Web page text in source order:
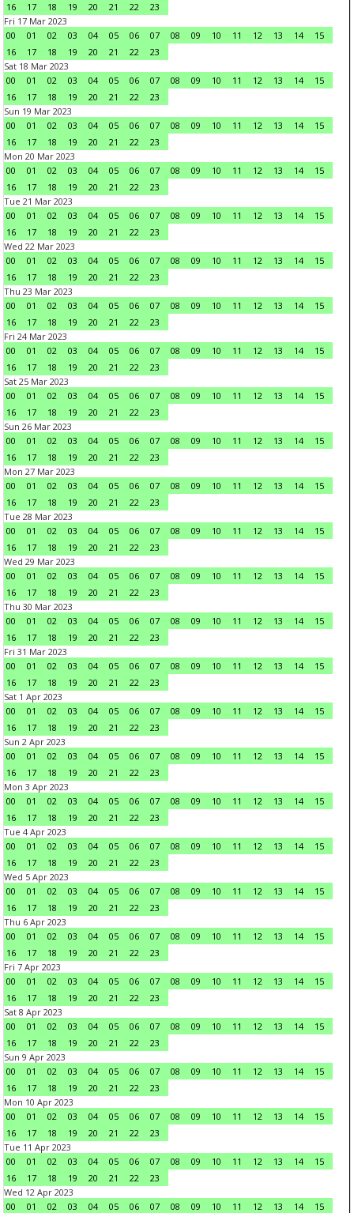
16 17 18 19 20 21 22
23
Fri 17 Mar 2023
00
01 02 03 04 05 06 07 08 09 10 11 12 13 14
15
16
17 18 19 20 21 22
23
Sat 18 Mar 2023
00
01 02 03 04 05 06 07 08 09 10 11 12 13 14
15
16
17 18 19 20 21 22
23
Sun 19 Mar 2023
00
01 02 03 04 05 06 07 08 09 10 11 12 13 14
15
16
17 18 19 20 21 22
23
Mon 20 Mar 2023
00
01 02 03 04 05 06 07 08 09 10 11 12 13 14
15
16
17 18 19 20 21 22
23
Tue 21 Mar 2023
00
01 02 03 04 05 06 07 08 09 10 11 12 13 14
15
16
17 18 19 20 21 22
23
Wed 22 Mar 2023
00
01 02 03 04 05 06 07 08 09 10 11 12 13 14
15
16
17 18 19 20 21 22
23
Thu 23 Mar 2023
00
01 02 03 04 05 06 07 08 09 10 11 12 13 14
15
16
17 18 19 20 21 22
23
Fri 24 Mar 2023
00
01 02 03 04 05 06 07 08 09 10 11 12 13 14
15
16
17 18 19 20 21 22
23
Sat 25 Mar 2023
00
01 02 03 04 05 06 07 08 09 10 11 12 13 14
15
16
17 18 19 20 21 22
23
Sun 26 Mar 2023
00
01 02 03 04 05 06 07 08 09 10 11 12 13 14
15
16
17 18 19 20 21 22
23
Mon 27 Mar 2023
00
01 02 03 04 05 06 07 08 09 10 11 12 13 14
15
16
17 18 19 20 21 22
23
Tue 28 Mar 2023
00
01 02 03 04 05 06 07 08 09 10 11 12 13 14
15
16
17 18 19 20 21 22
23
Wed 29 Mar 2023
00
01 02 03 04 05 06 07 08 09 10 11 12 13 14
15
16
17 18 19 20 21 22
23
Thu 30 Mar 2023
00
01 02 03 04 05 06 07 08 09 10 11 12 13 14
15
16
17 18 19 20 21 22
23
Fri 31 Mar 2023
00
01 02 03 04 05 06 07 08 09 10 11 12 13 14
15
16
17 18 19 20 21 22
23
Sat 1 Apr 2023
00
01 02 03 04 05 06 07 08 09 10 11 12 13 14
15
16
17 18 19 20 21 22
23
Sun 2 Apr 2023
00
01 02 03 04 05 06 07 08 09 10 11 12 13 14
15
16
17 18 19 20 21 22
23
Mon 3 Apr 2023
00
01 02 03 04 05 06 07 08 09 10 11 12 13 14
15
16
17 18 19 20 21 22
23
Tue 4 Apr 2023
00
01 02 03 04 05 06 07 08 09 10 11 12 13 14
15
16
17 18 19 20 21 22
23
Wed 5 Apr 2023
00
01 02 03 04 05 06 07 08 09 10 11 12 13 14
15
16
17 18 19 20 21 22
23
Thu 6 Apr 2023
00
01 02 03 04 05 06 07 08 09 10 11 12 13 14
15
16
17 18 19 20 21 22
23
Fri 7 Apr 2023
00
01 02 03 04 05 06 07 08 09 10 11 12 13 14
15
16
17 18 19 20 21 22
23
Sat 8 Apr 2023
00
01 02 03 04 05 06 07 08 09 10 11 12 13 14
15
16
17 18 19 20 21 22
23
Sun 9 Apr 2023
00
01 02 03 04 05 06 07 08 09 10 11 12 13 14
15
16
17 18 19 20 21 22
23
Mon 10 Apr 2023
00
01 02 03 04 05 06 07 08 09 10 11 12 13 14
15
16
17 18 19 20 21 22
23
Tue 11 Apr 2023
00
01 02 03 04 05 06 07 08 09 10 11 12 13 14
15
16
17 18 19 20 21 22
23
Wed 12 Apr 2023
00
01 02 03 04 05 06 07 08 09 10 11 12 13 14
15